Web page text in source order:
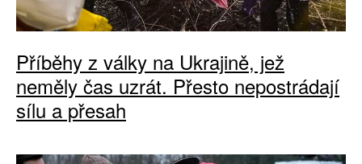
Příběhy z války na Ukrajině, jež
neměly čas uzrát. Přesto nepostrádají
sílu a přesah